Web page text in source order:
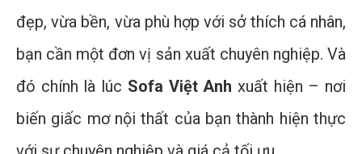
đẹp, vừa bền, vừa phù hợp với sở thích cá nhân,
bạn cần một đơn vị sản xuất chuyên nghiệp. Và
đó chính là lúc Sofa Việt Anh xuất hiện – nơi
biến giấc mơ nội thất của bạn thành hiện thực